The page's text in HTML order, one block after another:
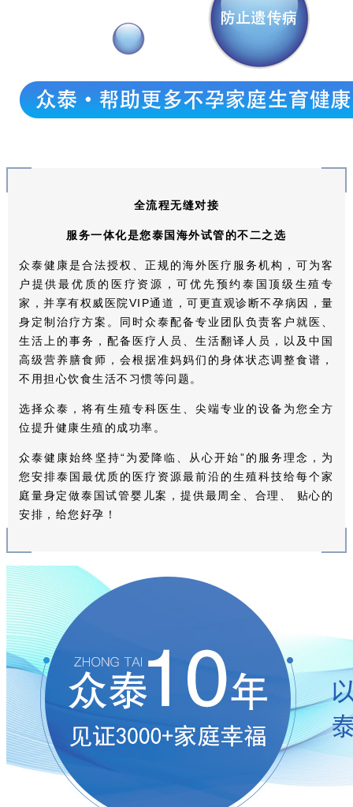
全流程无缝对接
服务一体化是您泰国海外试管的不二之选
众泰健康是合法授权、正规的海外医疗服务机构，可为客
户提供最优质的医疗资源，可优先预约泰国顶级生殖专
家，并享有权威医院VIP通道，可更直观诊断不孕病因，量
身定制治疗方案。同时众泰配备专业团队负责客户就医、
生活上的事务，配备医疗人员、生活翻译人员，以及中国
高级营养膳食师，会根据准妈妈们的身体状态调整食谱，
不用担心饮食生活不习惯等问题。
选择众泰，将有生殖专科医生、尖端专业的设备为您全方
位提升健康生殖的成功率。
众泰健康始终坚持“为爱降临、从心开始”的服务理念，为
您安排泰国最优质的医疗资源最前沿的生殖科技给每个家
庭量身定做泰国试管婴儿案，提供最周全、合理、 贴心的
安排，给您好孕！